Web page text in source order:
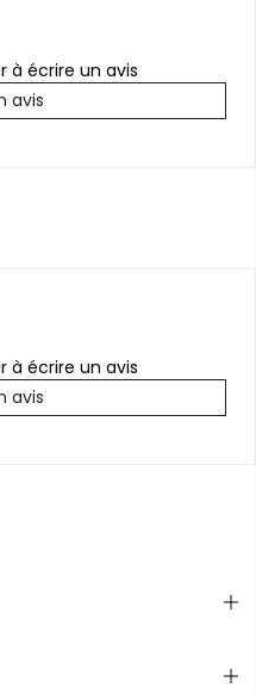
à écrire un avis
avis
à écrire un avis
avis